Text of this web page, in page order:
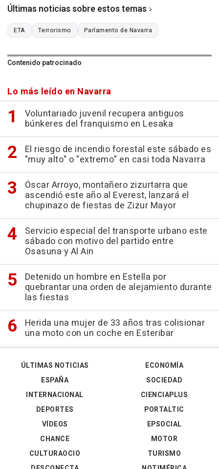
Últimas noticias sobre estos temas
ETA Terrorismo Parlamento de Navarra
Contenido patrocinado
Lo más leído en Navarra
Voluntariado juvenil recupera antiguos
búnkeres del franquismo en Lesaka
El riesgo de incendio forestal este sábado es
"muy alto" o "extremo" en casi toda Navarra
Óscar Arroyo, montañero zizurtarra que
ascendió este año al Everest, lanzará el
chupinazo de fiestas de Zizur Mayor
Servicio especial del transporte urbano este
sábado con motivo del partido entre
Osasuna y Al Ain
Detenido un hombre en Estella por
quebrantar una orden de alejamiento durante
las fiestas
Herida una mujer de 33 años tras colisionar
una moto con un coche en Esteribar
ÚLTIMAS NOTICIAS
ESPAÑA
INTERNACIONAL
DEPORTES
VÍDEOS
ECONOMÍA
SOCIEDAD
CIENCIAPLUS
PORTALTIC
EPSOCIAL
CHANCE
CULTURAOCIO
MOTOR
TURISMO